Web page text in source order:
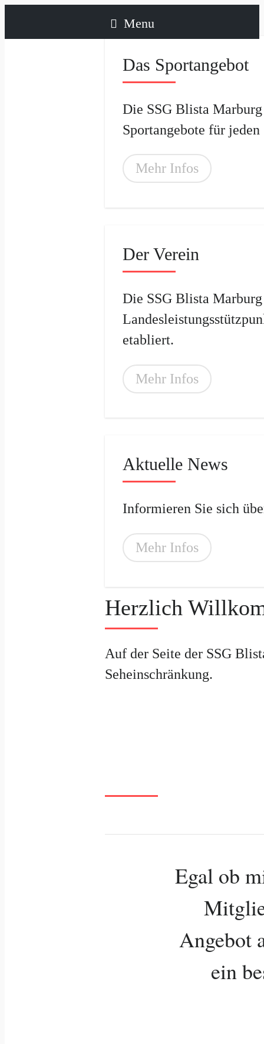
Menu
Das Sportangebot
Die SSG Blista
Sportangebote für
Mehr Infos
Der Verein
Die SSG Blista
etabliert.
Mehr Infos
Aktuelle News
Informieren Sie sich
Mehr Infos
Herzlich
Auf der Seite der SSG
Seheinschränkung.
Egal ob
Angebot
ein